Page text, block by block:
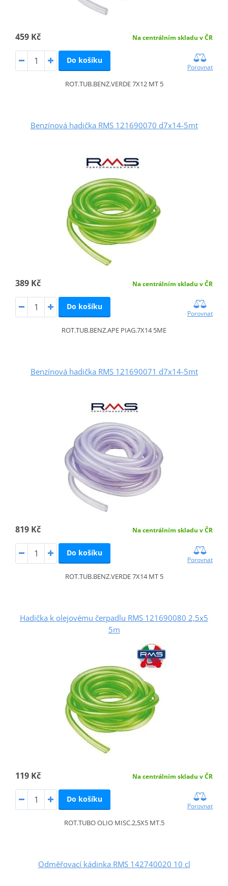
459 Kč Na centrálním skladu v ČR
Do košíku
Porovnat
ROT.TUB.BENZ.VERDE 7X12 MT 5
Benzínová hadička RMS 121690070 d7x14-5mt
389 Kč Na centrálním skladu v ČR
Do košíku
Porovnat
ROT.TUB.BENZ.APE PIAG.7X14 5ME
Benzínová hadička RMS 121690071 d7x14-5mt
819 Kč Na centrálním skladu v ČR
Do košíku
Porovnat
ROT.TUB.BENZ.VERDE 7X14 MT 5
Hadička k olejovému čerpadlu RMS 121690080 2,5x5
5m
119 Kč Na centrálním skladu v ČR
Do košíku
Porovnat
ROT.TUBO OLIO MISC.2,5X5 MT.5
Odměřovací kádinka RMS 142740020 10 cl